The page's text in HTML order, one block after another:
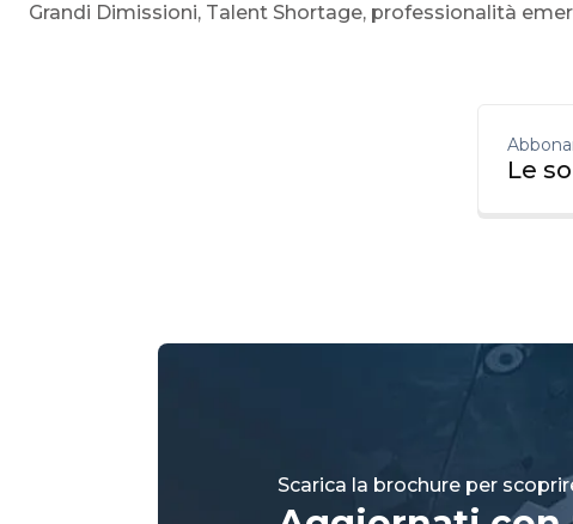
Grandi Dimissioni, Talent Shortage, professionalità
Le
Scarica la brochure per